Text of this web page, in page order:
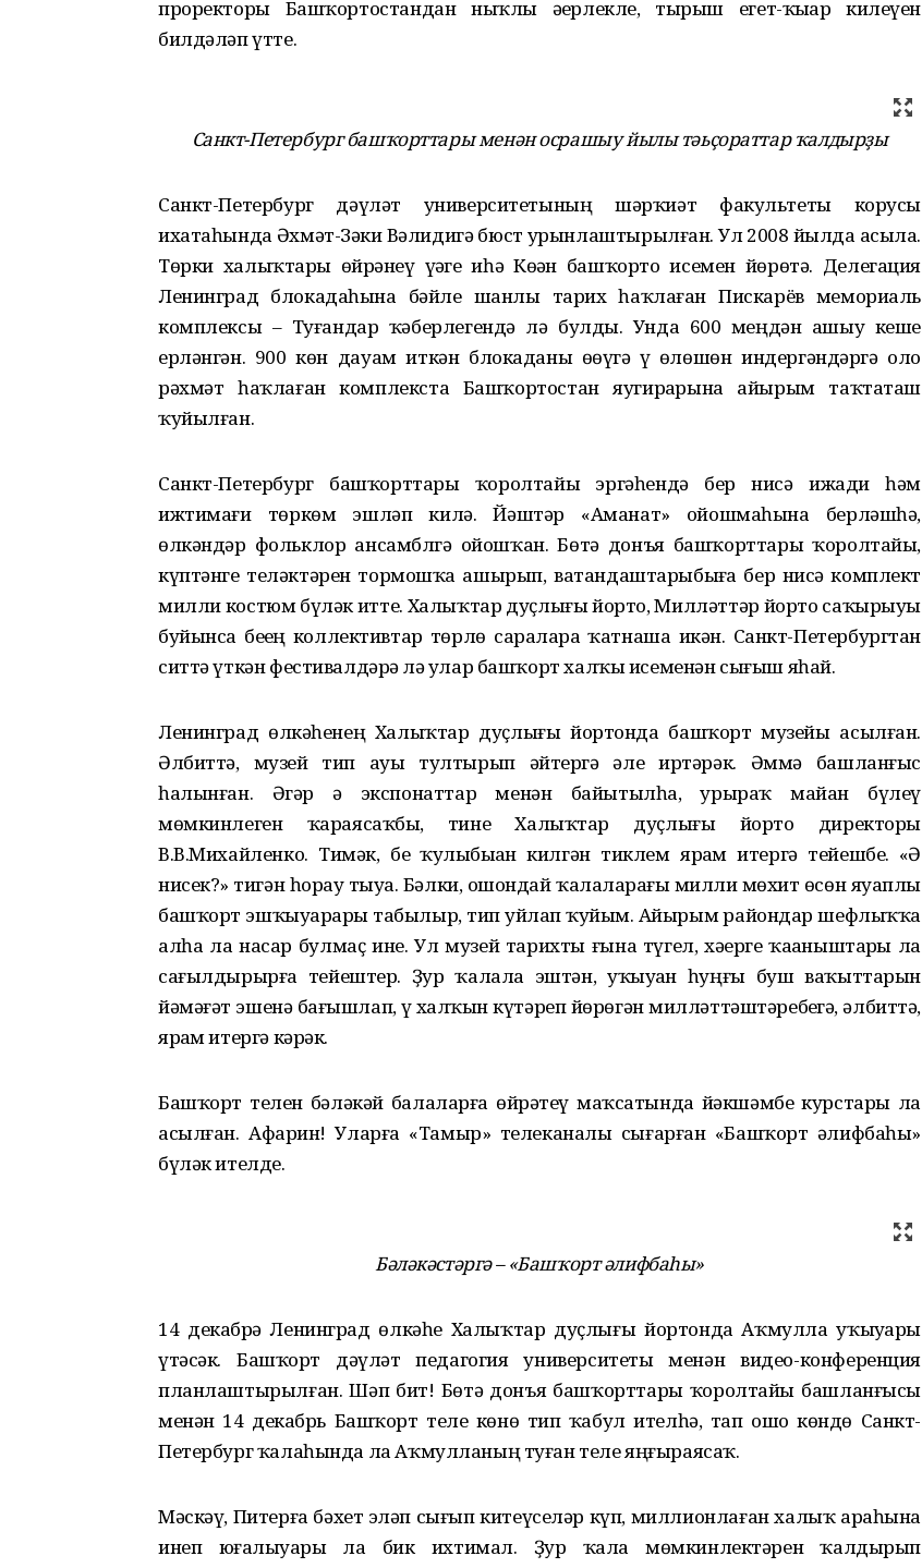
проректоры Башҡортостандан ныҡлы әҙерлекле, тырыш егет-ҡыҙҙар килеүен
билдәләп үтте.
Санкт-Петербург башҡорттары менән осрашыу йылы тәьҫораттар ҡалдырҙы
Санкт-Петербург дәүләт университетының шәрҡиәт факультеты корусы
ихатаһында Әхмәт-Зәки Вәлидигә бюст урынлаштырылған. Ул 2008 йылда асыла.
Төрки халыҡтарҙы өйрәнеү үҙәге иһә Көҙән башҡорто исемен йөрөтә. Делегация
Ленинград блокадаһына бәйле шанлы тарих һаҡлаған Пискарёв мемориаль
комплексы – Туғандар ҡәберлегендә лә булды. Унда 600 меңдән ашыу кеше
ерләнгән. 900 көн дауам иткән блокаданы өҙөүгә үҙ өлөшөн индергәндәргә оло
рәхмәт һаҡлаған комплекста Башҡортостан яугирҙарына айырым таҡтаташ
ҡуйылған.
Санкт-Петербург башҡорттары ҡоролтайы эргәһендә бер нисә ижади һәм
ижтимағи төркөм эшләп килә. Йәштәр «Аманат» ойошмаһына берләшһә,
өлкәндәр фольклор ансамблгә ойошҡан. Бөтә донъя башҡорттары ҡоролтайы,
күптәнге теләктәрен тормошҡа ашырып, ватандаштарыбыҙға бер нисә комплект
милли костюм бүләк итте. Халыҡтар дуҫлығы йорто, Милләттәр йорто саҡырыуы
буйынса беҙҙең коллективтар төрлө сараларҙа ҡатнаша икән. Санкт-Петербургтан
ситтә үткән фестивалдәрҙә лә улар башҡорт халҡы исеменән сығыш яһай.
Ленинград өлкәһенең Халыҡтар дуҫлығы йортонда башҡорт музейы асылған.
Әлбиттә, музей тип ауыҙ тултырып әйтергә әле иртәрәк. Әммә башланғыс
һалынған. Әгәр ҙә экспонаттар менән байытылһа, ҙурыраҡ майҙан бүлеү
мөмкинлеген ҡараясаҡбыҙ, тине Халыҡтар дуҫлығы йорто директоры
В.В.Михайленко. Тимәк, беҙ ҡулыбыҙҙан килгән тиклем ярҙам итергә тейешбеҙ. «Ә
нисек?» тигән һорау тыуа. Бәлки, ошондай ҡалаларҙағы милли мөхит өсөн яуаплы
башҡорт эшҡыуарҙары табылыр, тип уйлап ҡуйҙым. Айырым райондар шефлыҡҡа
алһа ла насар булмаҫ ине. Ул музей тарихты ғына түгел, хәҙерге ҡаҙаныштарҙы ла
сағылдырырға тейештер. Ҙур ҡалала эштән, уҡыуҙан һуңғы буш ваҡыттарын
йәмәғәт эшенә бағышлап, үҙ халҡын күтәреп йөрөгән милләттәштәребеҙгә, әлбиттә,
ярҙам итергә кәрәк.
Башҡорт телен бәләкәй балаларға өйрәтеү маҡсатында йәкшәмбе курстары ла
асылған. Афарин! Уларға «Тамыр» телеканалы сығарған «Башҡорт әлифбаһы»
бүләк ителде.
Бәләкәстәргә – «Башҡорт әлифбаһы»
14 декабрҙә Ленинград өлкәһе Халыҡтар дуҫлығы йортонда Аҡмулла уҡыуҙары
үтәсәк. Башҡорт дәүләт педагогия университеты менән видео-конференция
планлаштырылған. Шәп бит! Бөтә донъя башҡорттары ҡоролтайы башланғысы
менән 14 декабрь Башҡорт теле көнө тип ҡабул ителһә, тап ошо көндө Санкт-
Петербург ҡалаһында ла Аҡмулланың туған теле яңғыраясаҡ.
Мәскәү, Питерға бәхет эҙләп сығып китеүселәр күп, миллионлаған халыҡ араһына
инеп юғалыуҙары ла бик ихтимал. Ҙур ҡала мөмкинлектәрен ҡалдырып